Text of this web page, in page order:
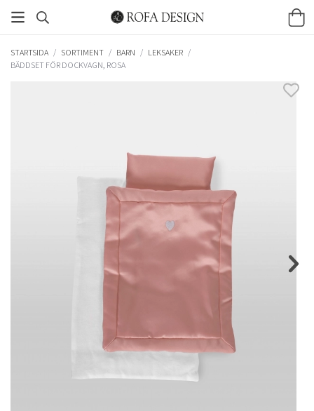
STARTSIDA / SORTIMENT / BARN / LEKSAKER /
BÄDDSET FÖR DOCKVAGN, ROSA